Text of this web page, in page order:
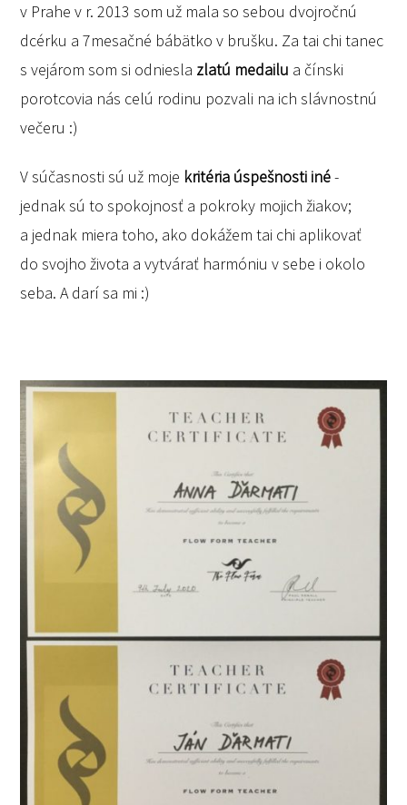
v Prahe v r. 2013 som už mala so sebou dvojročnú
dcérku a 7mesačné bábätko v brušku. Za tai chi tanec
s vejárom som si odniesla zlatú medailu a čínski
porotcovia nás celú rodinu pozvali na ich slávnostnú
večeru :)
V súčasnosti sú už moje kritéria úspešnosti iné-
jednak sú to spokojnosť a pokroky mojich žiakov;
a jednak miera toho, ako dokážem tai chi aplikovať
do svojho života a vytvárať harmóniu v sebe i okolo
seba. A darí sa mi :)